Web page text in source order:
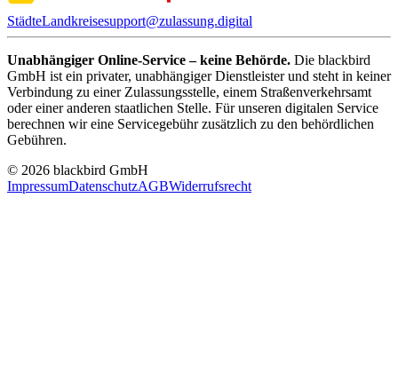
StädteLandkreisesupport@zulassung.digital
Unabhängiger Online-Service – keine Behörde. Die blackbird
GmbH ist ein privater, unabhängiger Dienstleister und steht in keiner
Verbindung zu einer Zulassungsstelle, einem Straßenverkehrsamt
oder einer anderen staatlichen Stelle. Für unseren digitalen Service
berechnen wir eine Servicegebühr zusätzlich zu den behördlichen
Gebühren.
© 2026 blackbird GmbH
ImpressumDatenschutzAGBWiderrufsrecht